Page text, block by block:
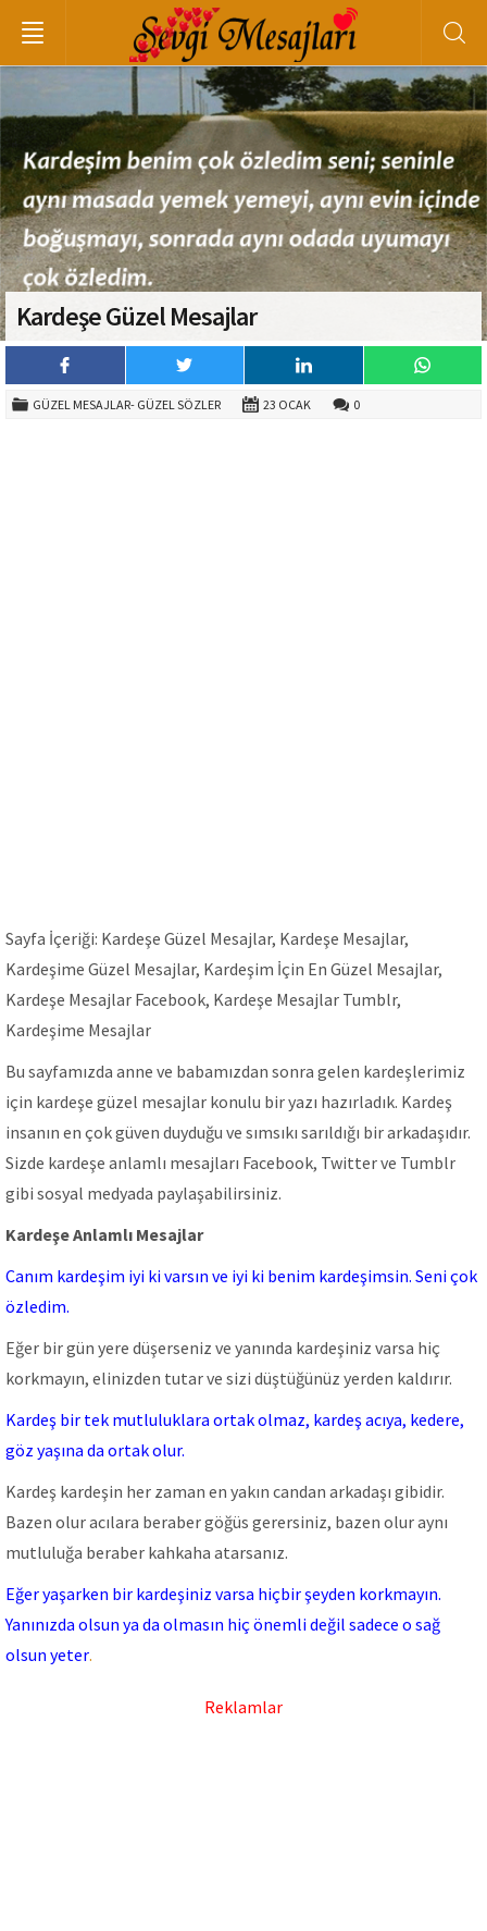
Kardeşe Güzel Mesajlar
GÜZEL MESAJLAR- GÜZEL SÖZLER 23 OCAK 0
Sayfa İçeriği: Kardeşe Güzel Mesajlar, Kardeşe Mesajlar,
Kardeşime Güzel Mesajlar, Kardeşim İçin En Güzel Mesajlar,
Kardeşe Mesajlar Facebook, Kardeşe Mesajlar Tumblr,
Kardeşime Mesajlar
Bu sayfamızda anne ve babamızdan sonra gelen kardeşlerimiz
için kardeşe güzel mesajlar konulu bir yazı hazırladık. Kardeş
insanın en çok güven duyduğu ve sımsıkı sarıldığı bir arkadaşıdır.
Sizde kardeşe anlamlı mesajları Facebook, Twitter ve Tumblr
gibi sosyal medyada paylaşabilirsiniz.
Kardeşe Anlamlı Mesajlar
Canım kardeşim iyi ki varsın ve iyi ki benim kardeşimsin. Seni çok
özledim.
Eğer bir gün yere düşerseniz ve yanında kardeşiniz varsa hiç
korkmayın, elinizden tutar ve sizi düştüğünüz yerden kaldırır.
Kardeş bir tek mutluluklara ortak olmaz, kardeş acıya, kedere,
göz yaşına da ortak olur.
Kardeş kardeşin her zaman en yakın candan arkadaşı gibidir.
Bazen olur acılara beraber göğüs gerersiniz, bazen olur aynı
mutluluğa beraber kahkaha atarsanız.
Eğer yaşarken bir kardeşiniz varsa hiçbir şeyden korkmayın.
Yanınızda olsun ya da olmasın hiç önemli değil sadece o sağ
olsun yeter.
Reklamlar